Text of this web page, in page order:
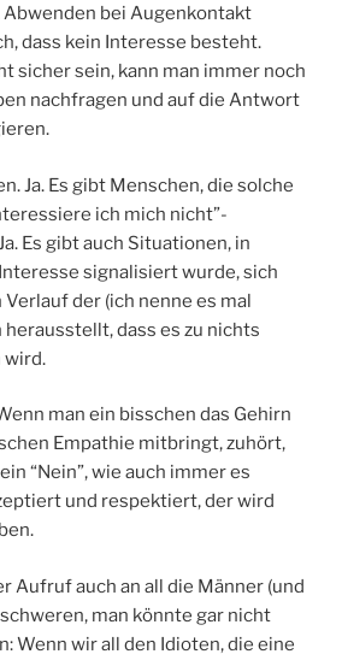
bei Augenkontakt
dass kein Interesse besteht.
sicher sein, kann man immer noch
nachfragen und auf die Antwort
Ja. Es gibt Menschen, die solche
ich mich nicht”-
Es gibt auch Situationen, in
signalisiert wurde, sich
der (ich nenne es mal
dass es zu nichts
wird.
man ein bisschen das Gehirn
Empathie mitbringt, zuhört,
“Nein”, wie auch immer es
und respektiert, der wird
Aufruf auch an all die Männer (und
man könnte gar nicht
Wenn wir all den Idioten, die eine